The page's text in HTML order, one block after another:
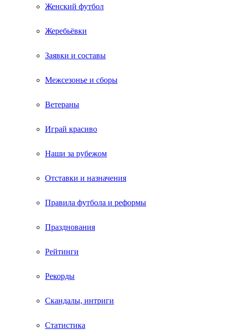
Женский футбол
Жеребьёвки
Заявки и составы
Межсезонье и сборы
Ветераны
Играй красиво
Наши за рубежом
Отставки и назначения
Правила футбола и реформы
Празднования
Рейтинги
Рекорды
Скандалы, интриги
Статистика